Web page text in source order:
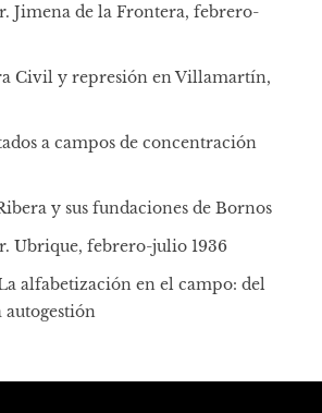
Jimena de la Frontera, febrero-
Civil y represión en Villamartín,
a campos de concentración
y sus fundaciones de Bornos
Ubrique, febrero-julio 1936
alfabetización en el campo: del
autogestión